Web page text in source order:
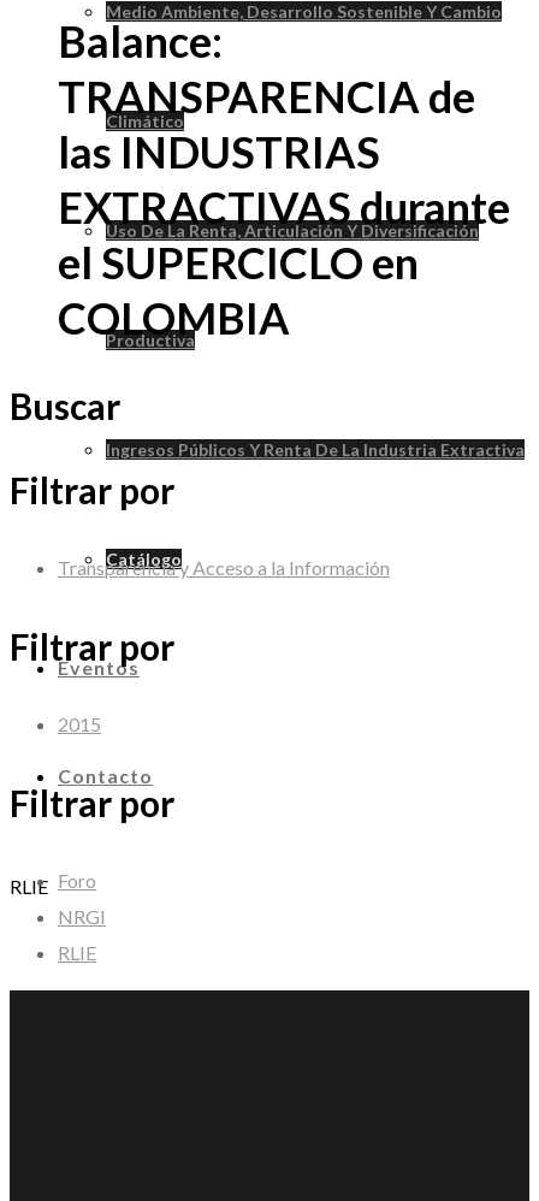
RLIE
Medio Ambiente, Desarrollo Sostenible Y Cambio
Climático
Uso De La Renta, Articulación Y Diversificación
Productiva
Ingresos Públicos Y Renta De La Industria Extractiva
Catálogo
Eventos
Contacto
Balance:
TRANSPARENCIA de
las INDUSTRIAS
EXTRACTIVAS durante
el SUPERCICLO en
COLOMBIA
Buscar
Filtrar por
Transparencia y Acceso a la Información
Filtrar por
2015
Filtrar por
Foro
NRGI
RLIE